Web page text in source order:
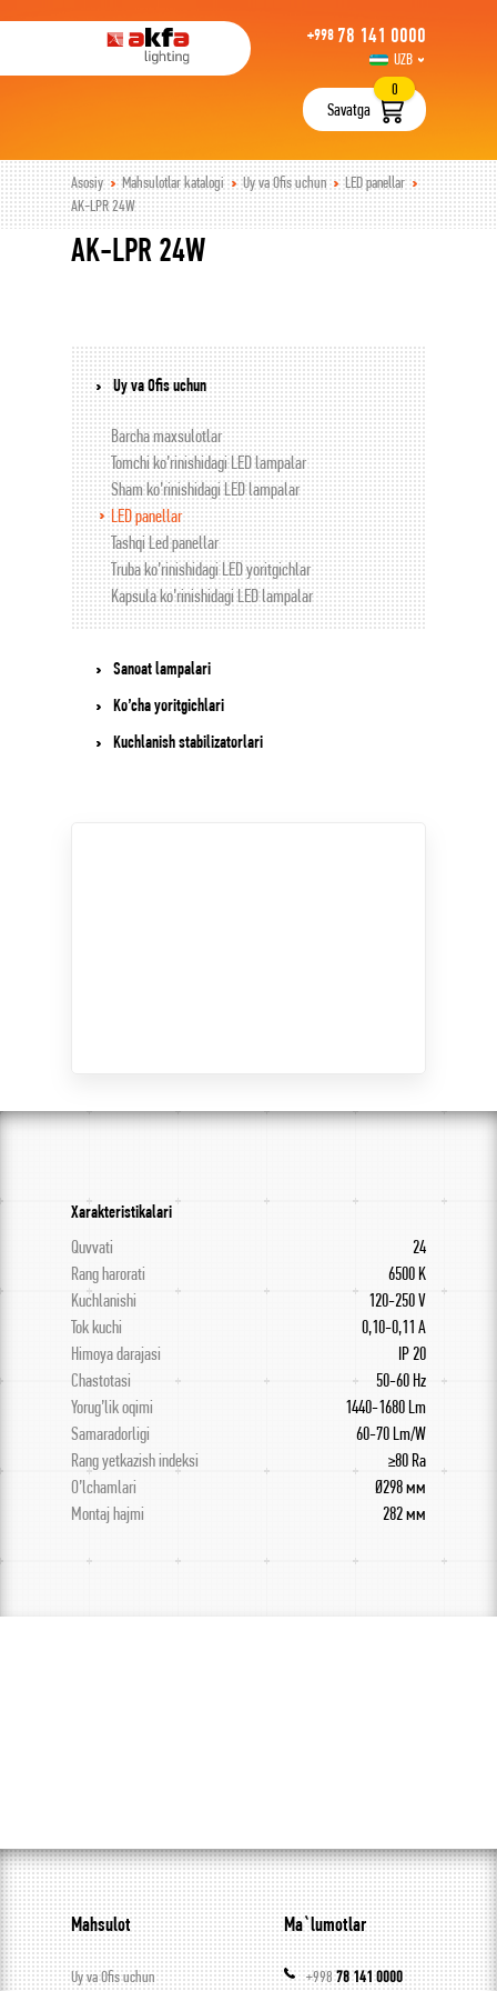
+998 78 141 0000
UZB
РУС
Savatga
0
Asosiy Mahsulotlar katalogi Uy va Ofis uchun
LED panellar
AK-LPR 24W
AK-LPR 24W
Uy va Ofis uchun
Barcha maxsulotlar
Tomchi ko’rinishidagi LED lampalar
Sham ko’rinishidagi LED lampalar
LED panellar
Tashqi Led panellar
Truba ko’rinishidagi LED yoritgichlar
Kapsula ko’rinishidagi LED lampalar
Sanoat lampalari
Ko’cha yoritgichlari
Kuchlanish stabilizatorlari
Xarakteristikalari
Quvvati
24
Rang harorati
6500 K
Kuchlanishi
120-250 V
Tok kuchi
0,10-0,11 A
Himoya darajasi
IP 20
Chastotasi
50-60 Hz
Yorug’lik oqimi
1440-1680 Lm
Samaradorligi
60-70 Lm/W
Rang yetkazish indeksi
≥80 Ra
O’lchamlari
Ø298 мм
Montaj hajmi
282 мм
Mahsulot
Uy va Ofis uchun
Ma`lumotlar
+99878 141 0000